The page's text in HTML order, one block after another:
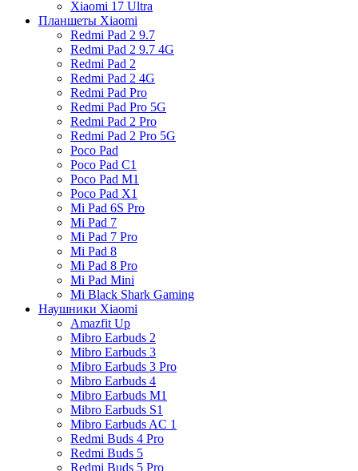
Xiaomi 17 Ultra
Планшеты Xiaomi
Redmi Pad 2 9.7
Redmi Pad 2 9.7 4G
Redmi Pad 2
Redmi Pad 2 4G
Redmi Pad Pro
Redmi Pad Pro 5G
Redmi Pad 2 Pro
Redmi Pad 2 Pro 5G
Poco Pad
Poco Pad C1
Poco Pad M1
Poco Pad X1
Mi Pad 6S Pro
Mi Pad 7
Mi Pad 7 Pro
Mi Pad 8
Mi Pad 8 Pro
Mi Pad Mini
Mi Black Shark Gaming
Наушники Xiaomi
Amazfit Up
Mibro Earbuds 2
Mibro Earbuds 3
Mibro Earbuds 3 Pro
Mibro Earbuds 4
Mibro Earbuds M1
Mibro Earbuds S1
Mibro Earbuds AC 1
Redmi Buds 4 Pro
Redmi Buds 5
Redmi Buds 5 Pro